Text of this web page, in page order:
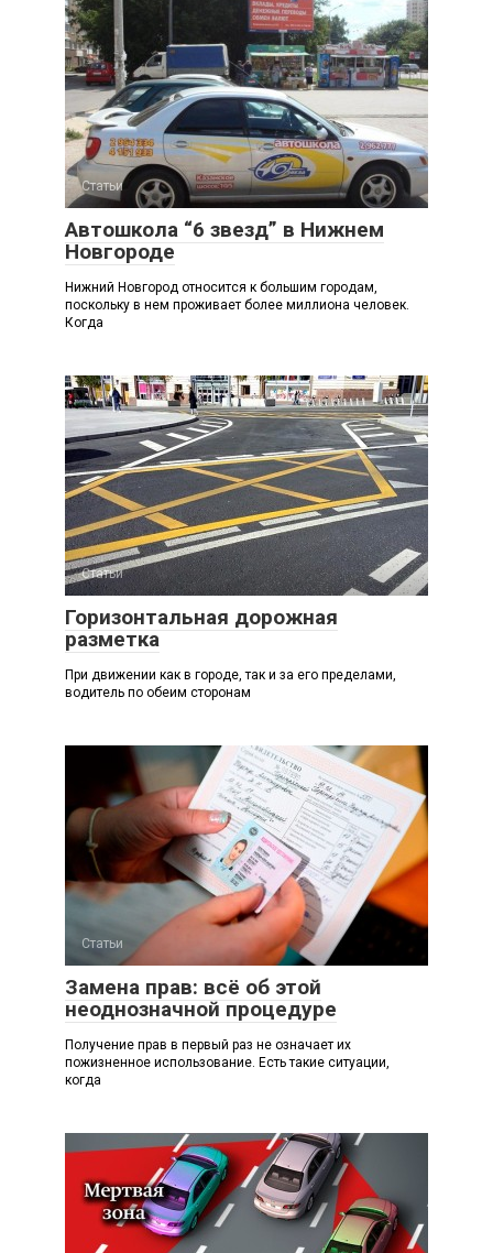
Статьи
Автошкола “6 звезд” в Нижнем
Новгороде
Нижний Новгород относится к большим городам,
поскольку в нем проживает более миллиона человек.
Когда
Статьи
Горизонтальная дорожная
разметка
При движении как в городе, так и за его пределами,
водитель по обеим сторонам
Статьи
Замена прав: всё об этой
неоднозначной процедуре
Получение прав в первый раз не означает их
пожизненное использование. Есть такие ситуации,
когда